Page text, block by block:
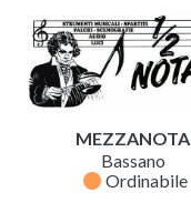
MEZZANOTA
Bassano
fiber_manual_record Ordinabile